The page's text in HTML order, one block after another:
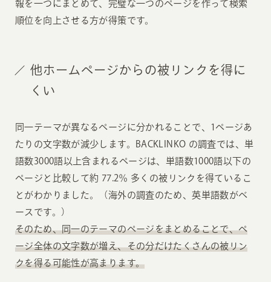
報を一つにまとめて、完璧な一つのページを作って検索
順位を向上させる方が得策です。
他ホームページからの被リンクを得に
くい
同一テーマが異なるページに分かれることで、1ページあ
たりの文字数が減少します。BACKLINKO の調査では、単
語数3000語以上含まれるページは、単語数1000語以下の
ページと比較して約 77.2％ 多くの被リンクを得ているこ
とがわかりました。（海外の調査のため、英単語数がベ
ースです。）
そのため、同一のテーマのページをまとめることで、ペ
ージ全体の文字数が増え、その分だけたくさんの被リン
クを得る可能性が高まります。